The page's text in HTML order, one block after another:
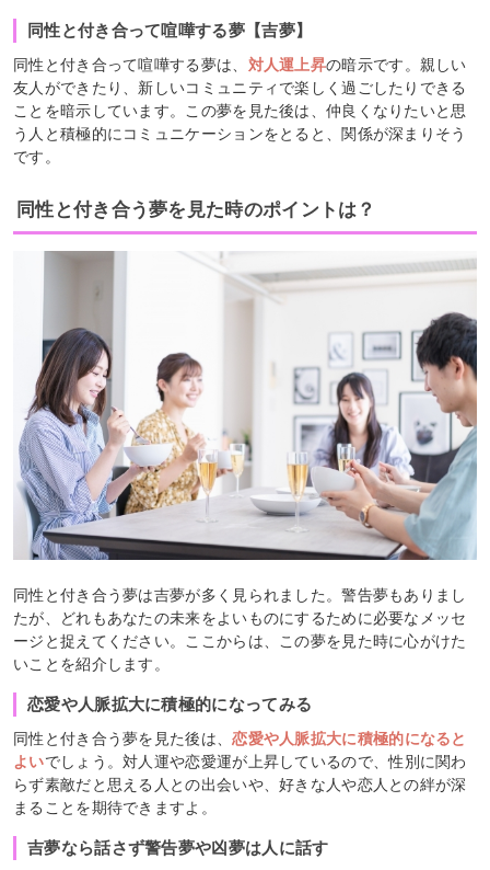
同性と付き合って喧嘩する夢【吉夢】
同性と付き合って喧嘩する夢は、 対人運上昇の暗示です。親しい
友人ができたり、新しいコミュニティで楽しく過ごしたりできる
ことを暗示しています。この夢を見た後は、仲良くなりたいと思
う人と積極的にコミュニケーションをとると、関係が深まりそう
です。
同性と付き合う夢を見た時のポイントは？
同性と付き合う夢は吉夢が多く見られました。警告夢もありまし
たが、どれもあなたの未来をよいものにするために必要なメッセ
ージと捉えてください。ここからは、この夢を見た時に心がけた
いことを紹介します。
恋愛や人脈拡大に積極的になってみる
同性と付き合う夢を見た後は、恋愛や人脈拡大に積極的になると
よいでしょう。対人運や恋愛運が上昇しているので、性別に関わ
らず素敵だと思える人との出会いや、好きな人や恋人との絆が深
まることを期待できますよ。
吉夢なら話さず警告夢や凶夢は人に話す